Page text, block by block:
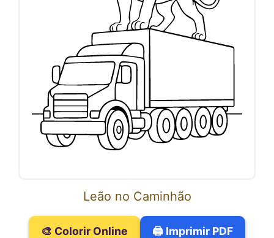
Leão no Caminhão
🎨 Colorir Online 🖨️ Imprimir PDF